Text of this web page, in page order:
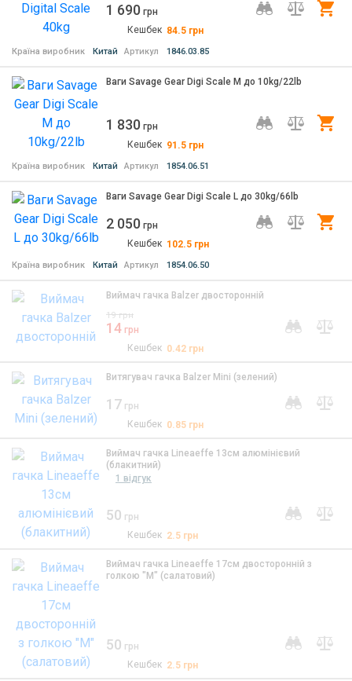
1 690 грн
Кешбек 84.5 грн
Країна виробник Китай Артикул 1846.03.85
Ваги Savage Gear Digi Scale M до 10kg/22lb
1 830 грн
Кешбек 91.5 грн
Країна виробник Китай Артикул 1854.06.51
Ваги Savage Gear Digi Scale L до 30kg/66lb
2 050 грн
Кешбек 102.5 грн
Країна виробник Китай Артикул 1854.06.50
Виймач гачка Balzer двосторонній
19 грн
14 грн
Кешбек 0.42 грн
Витягувач гачка Balzer Mini (зелений)
17 грн
Кешбек 0.85 грн
1 відгук
Виймач гачка Lineaeffe 13см алюмінієвий
(блакитний)
50 грн
Кешбек 2.5 грн
Виймач гачка Lineaeffe 17см двосторонній з
голкою "M" (салатовий)
50 грн
Кешбек 2.5 грн